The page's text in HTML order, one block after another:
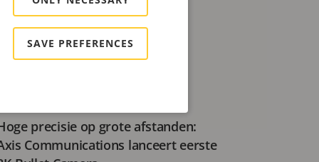
video-forensische tools
precisie op grote afstanden:
Communications lanceert eerste
SAVE PREFERENCES